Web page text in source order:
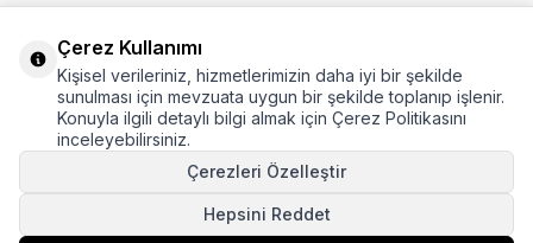
08508007297
E-Posta
eticaret@rays.com.tr
Çerez Kullanımı
Kişisel verileriniz, hizmetlerimizin daha iyi bir şekilde
sunulması için mevzuata uygun bir şekilde toplanıp işlenir.
Konuyla ilgili detaylı bilgi almak için Çerez Politikasını
inceleyebilirsiniz.
Çerezleri Özelleştir
Hepsini Reddet